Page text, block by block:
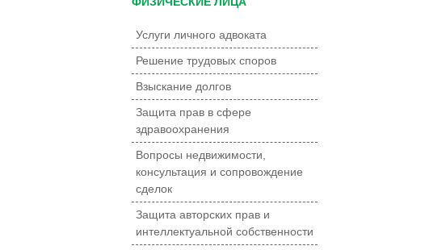
Услуги личного адвоката
Решение трудовых споров
Взыскание долгов
Защита прав в сфере
здравоохранения
Вопросы недвижимости,
консультация и сопровождение
сделок
Защита авторских прав и
интеллектуальной собственности